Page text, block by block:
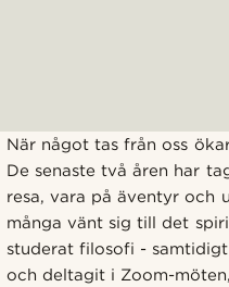
När något tas från oss
De senaste två åren har
resa, vara på äventyr och
många vänt sig till det
studerat filosofi -
och deltagit i Zoom-